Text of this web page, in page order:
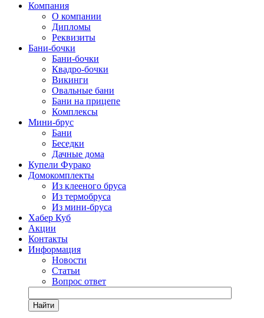
Компания
О компании
Дипломы
Реквизиты
Бани-бочки
Бани-бочки
Квадро-бочки
Викинги
Овальные бани
Бани на прицепе
Комплексы
Мини-брус
Бани
Беседки
Дачные дома
Купели Фурако
Домокомплекты
Из клееного бруса
Из термобруса
Из мини-бруса
Хабер Куб
Акции
Контакты
Информация
Новости
Статьи
Вопрос ответ
Найти